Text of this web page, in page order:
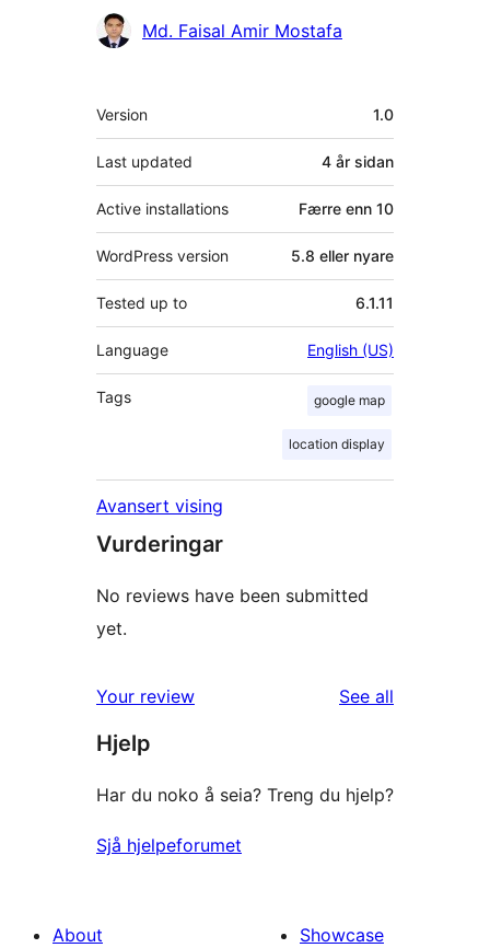
Contributors
Md. Faisal Amir Mostafa
Om
Version 1.0
Last updated 4 år sidan
Active installations Færre enn 10
WordPress version 5.8 eller nyare
Tested up to 6.1.11
Language English (US)
Tags google map
location display
Avansert vising
Vurderingar
No reviews have been submitted
yet.
Your review See all
Hjelp
Har du noko å seia? Treng du hjelp?
Sjå hjelpeforumet
About
Showcase